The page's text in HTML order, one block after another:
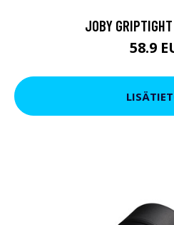
JOBY
58.9